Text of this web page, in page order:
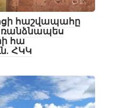
0
հաշվապահը
հա
ՀԿԿ